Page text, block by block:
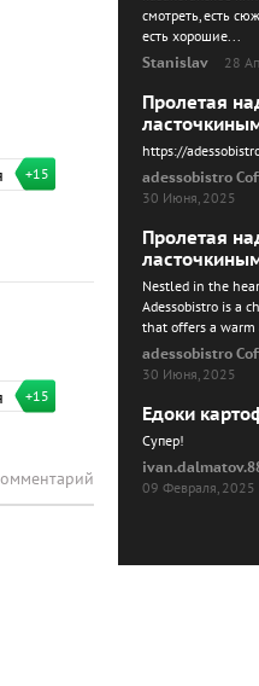
+15
+15
смотреть, есть
есть хорошие...
Stanislav
28
Пролетая
https://
adessobistro
30 Июня, 2025
Пролетая
Nestled in the
Adessobistro is a
that offers a
adessobistro
30 Июня, 2025
Едоки
Cупер!
09 Февраля, 2025